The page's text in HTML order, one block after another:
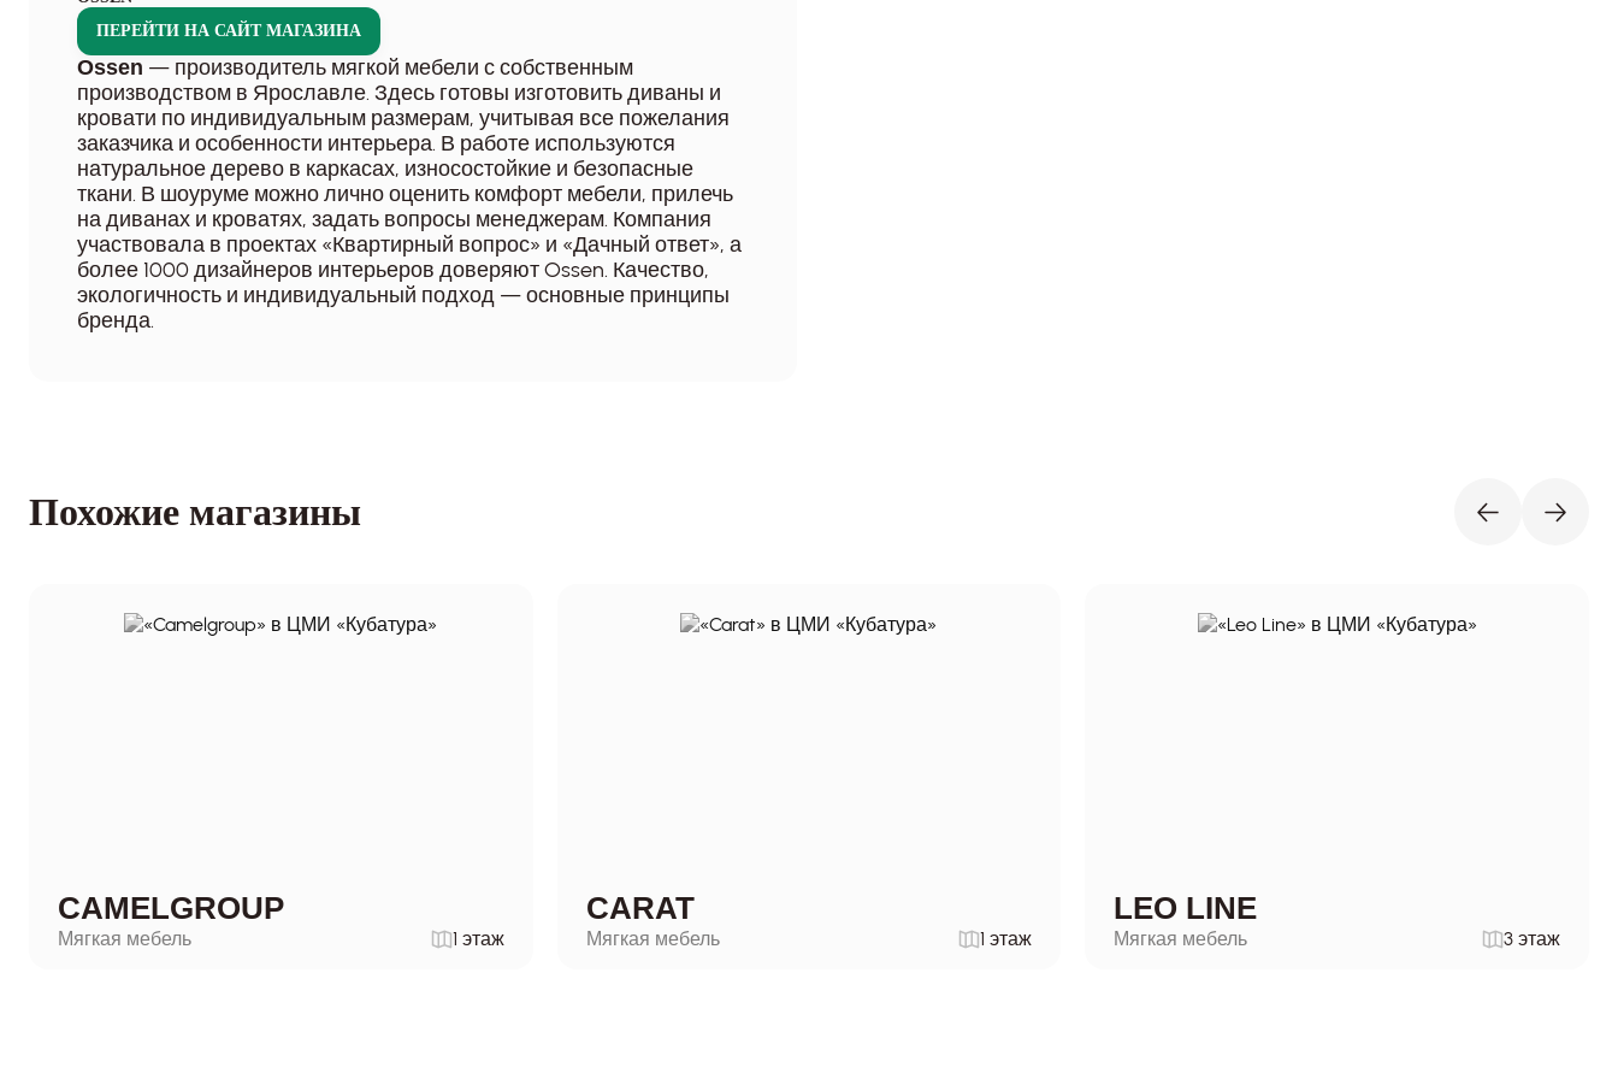
ПЕРЕЙТИ НА САЙТ МАГАЗИНА
Ossen — производитель мягкой мебели с собственным
производством в Ярославле. Здесь готовы изготовить диваны и
кровати по индивидуальным размерам, учитывая все пожелания
заказчика и особенности интерьера. В работе используются
натуральное дерево в каркасах, износостойкие и безопасные
ткани. В шоуруме можно лично оценить комфорт мебели, прилечь
на диванах и кроватях, задать вопросы менеджерам. Компания
участвовала в проектах «Квартирный вопрос» и «Дачный ответ», а
более 1000 дизайнеров интерьеров доверяют Ossen. Качество,
экологичность и индивидуальный подход — основные принципы
бренда.
Похожие магазины
CAMELGROUP
Мягкая мебель 1 этаж
CARAT
Мягкая мебель 1 этаж
LEO LINE
Мягкая мебель 3 этаж